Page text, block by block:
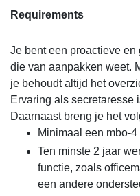
Requirements
Je bent een proactieve
die van aanpakken weet.
je behoudt altijd het
Ervaring als secretaresse
Daarnaast breng je het
Minimaal een mbo-4
Ten minste 2 jaar
functie, zoals
een andere